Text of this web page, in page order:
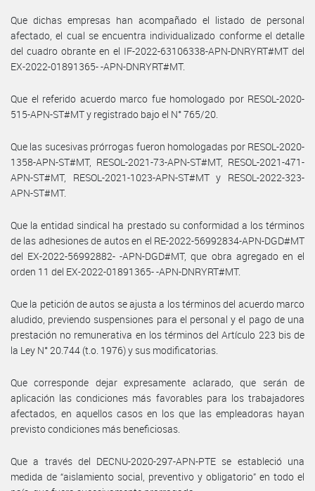
Que dichas empresas han acompañado el listado de personal
afectado, el cual se encuentra individualizado conforme el detalle
del cuadro obrante en el IF-2022-63106338-APN-DNRYRT#MT del
EX-2022-01891365- -APN-DNRYRT#MT.
Que el referido acuerdo marco fue homologado por RESOL-2020-
515-APN-ST#MT y registrado bajo el N° 765/20.
Que las sucesivas prórrogas fueron homologadas por RESOL-2020-
1358-APN-ST#MT, RESOL-2021-73-APN-ST#MT, RESOL-2021-471-
APN-ST#MT, RESOL-2021-1023-APN-ST#MT y RESOL-2022-323-
APN-ST#MT.
Que la entidad sindical ha prestado su conformidad a los términos
de las adhesiones de autos en el RE-2022-56992834-APN-DGD#MT
del EX-2022-56992882- -APN-DGD#MT, que obra agregado en el
orden 11 del EX-2022-01891365- -APN-DNRYRT#MT.
Que la petición de autos se ajusta a los términos del acuerdo marco
aludido, previendo suspensiones para el personal y el pago de una
prestación no remunerativa en los términos del Artículo 223 bis de
la Ley N° 20.744 (t.o. 1976) y sus modificatorias.
Que corresponde dejar expresamente aclarado, que serán de
aplicación las condiciones más favorables para los trabajadores
afectados, en aquellos casos en los que las empleadoras hayan
previsto condiciones más beneficiosas.
Que a través del DECNU-2020-297-APN-PTE se estableció una
medida de “aislamiento social, preventivo y obligatorio” en todo el